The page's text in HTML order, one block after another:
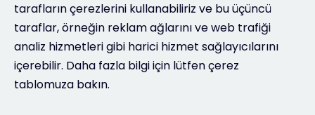
tarafların çerezlerini kullanabiliriz ve bu üçüncü
taraflar, örneğin reklam ağlarını ve web trafiği
analiz hizmetleri gibi harici hizmet sağlayıcılarını
içerebilir. Daha fazla bilgi için lütfen çerez
tablomuza bakın.